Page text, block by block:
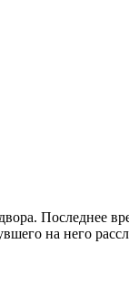
Последнее
на него